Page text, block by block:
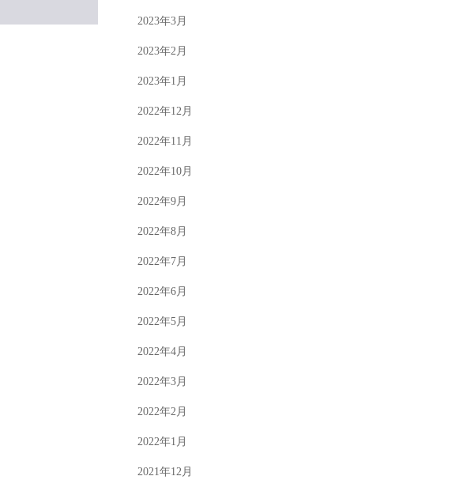
2023年3月
2023年2月
2023年1月
2022年12月
2022年11月
2022年10月
2022年9月
2022年8月
2022年7月
2022年6月
2022年5月
2022年4月
2022年3月
2022年2月
2022年1月
2021年12月